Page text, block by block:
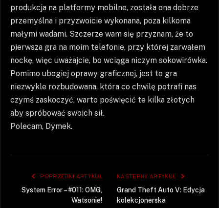
produkcja na platformy mobilne, została ona dobrze
przemyślna i przyzwoicie wykonana, poza kilkoma
małymi wadami. Szczerze wam się przyznam, że to
pierwsza gra na moim telefonie, przy której zarwałem
nockę, więc uważajcie, bo wciąga niczym sokowirówka.
Pomimo ubogiej oprawy graficznej, jest to gra
niezwykle rozbudowana, która co chwilę potrafi nas
czymś zaskoczyć, warto poświęcić te kilka złotych
aby spróbować swoich sił.
Polecam, Dymek.
POPRZEDNI ARTYKUŁ
System Error – #011: OMG,
Watsonie!
NASTĘPNY ARTYKUŁ
Grand Theft Auto V: Edycja
kolekcjonerska